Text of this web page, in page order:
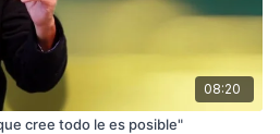
08:20
cree todo le es posible"